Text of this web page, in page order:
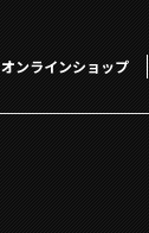
オンラインショップ